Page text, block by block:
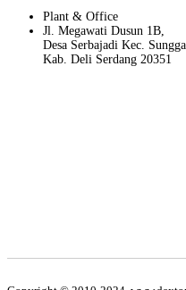
Plant & Office
Jl. Megawati Dusun 1B,
Desa Serbajadi Kec.
Kab. Deli Serdang 20351